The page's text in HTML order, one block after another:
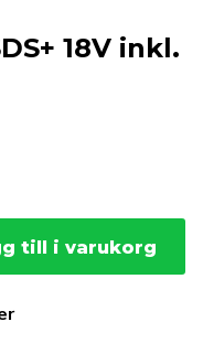
18V inkl.
till i varukorg